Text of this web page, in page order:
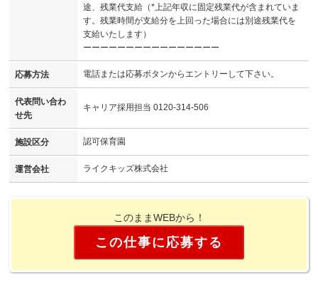
途、残業代支給（*上記年収に固定残業代が含まれていま
す。残業時間が支給分を上回った場合には別途残業代を
支給いたします）
ーーーーーーーーーーーーーーーー
応募方法 電話または応募ボタンからエントリーして下さい。
代表問い合わ
せ先
キャリア採用担当 0120-314-506
施設区分 認可保育園
運営会社 ライクキッズ株式会社
このままWEBから！
この仕事に応募する